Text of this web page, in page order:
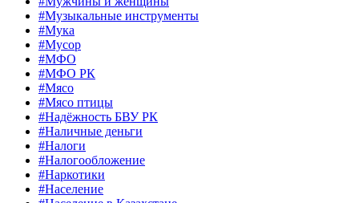
#Музыкальные инструменты
#Мука
#Мусор
#МФО
#МФО РК
#Мясо
#Мясо птицы
#Надёжность БВУ РК
#Наличные деньги
#Налоги
#Налогообложение
#Наркотики
#Население